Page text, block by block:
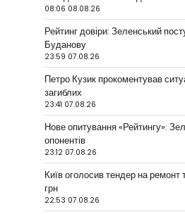
08:06 08.08.26
Рейтинг довіри: Зеленський
Буданову
23:59 07.08.26
Петро Кузик прокоментував
загиблих
23:41 07.08.26
Нове опитування «Рейтингу»:
опонентів
23:12 07.08.26
Київ оголосив тендер на
грн
22:53 07.08.26